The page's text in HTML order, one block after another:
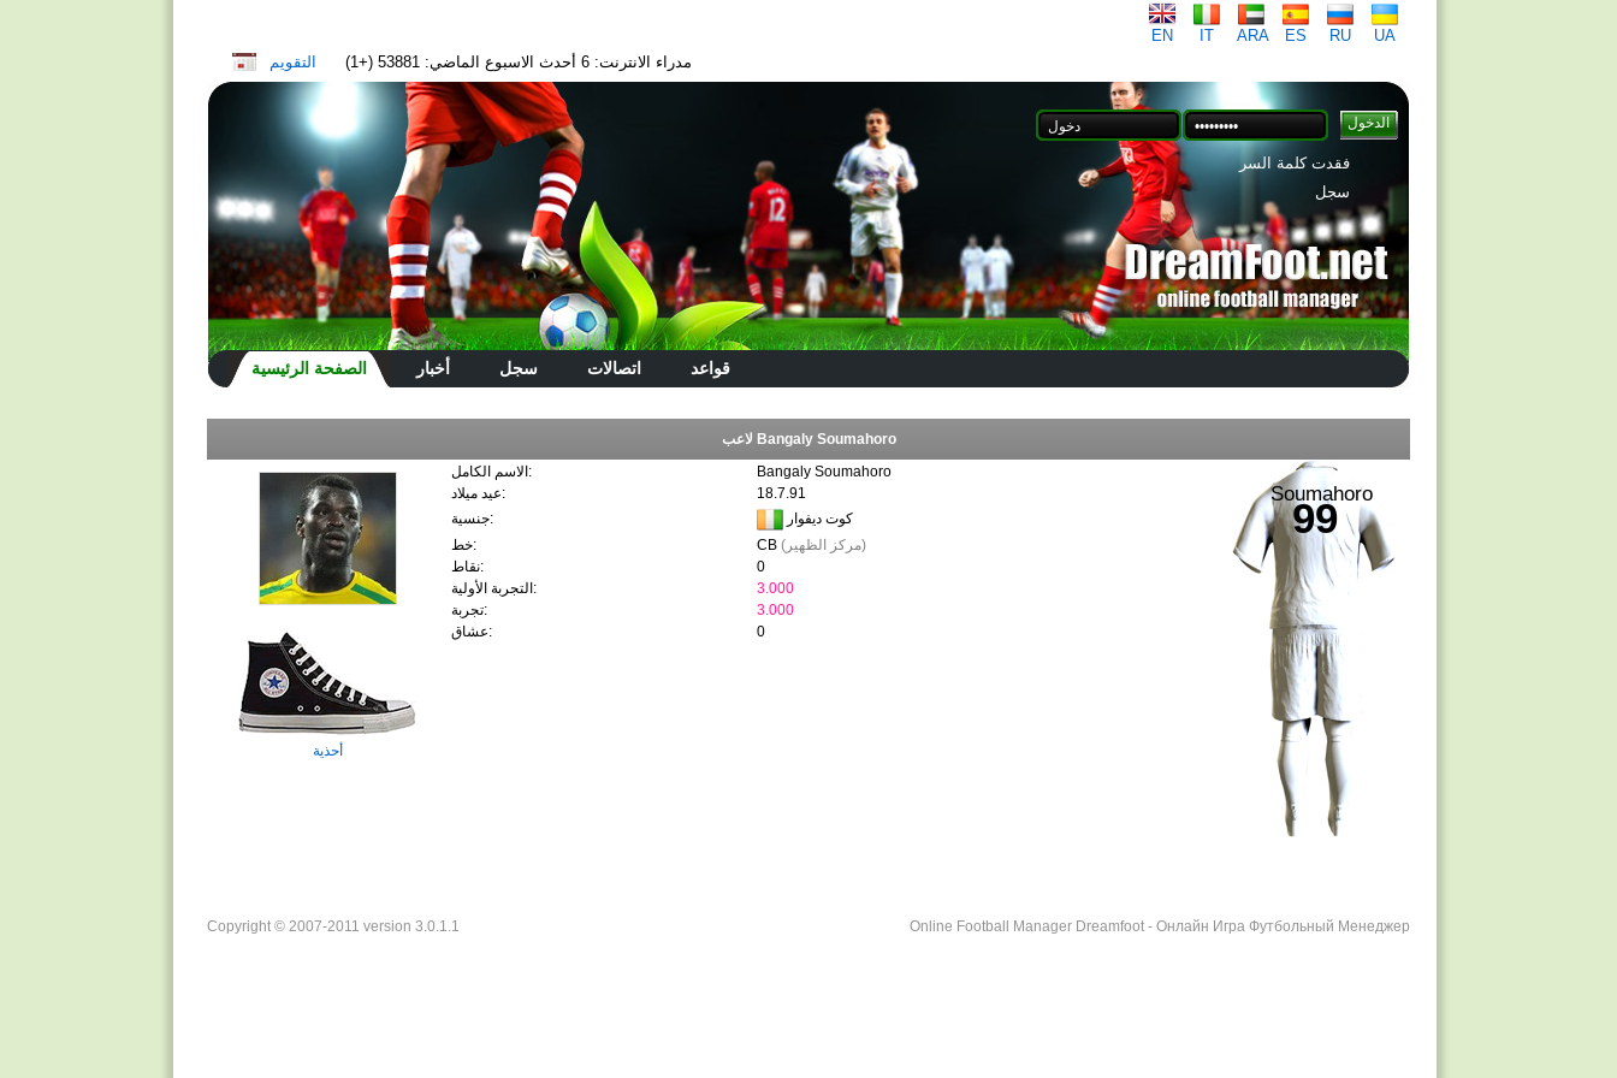
EN IT ARA ES RU
UA
مدراء الانترنت: 6
أحدث الاسبوع الماضي: 53881 (+1) التقويم
فقدت كلمة السر
سجل
الصفحة الرئيسية أخبار سجل اتصالات قواعد
لاعب Bangaly Soumahoro
أحذية
الاسم الكامل:
Bangaly Soumahoro
عيد ميلاد:
18.7.91
جنسية:
كوت ديفوار
خط:
CB
(مركز الظهير)
نقاط:
0
التجربة الأولية:
3.000
تجربة:
3.000
عشاق:
0
Soumahoro
99
Online Football Manager Dreamfoot - Онлайн Игра Футбольный Менеджер
Copyright © 2007-2011 version 3.0.1.1